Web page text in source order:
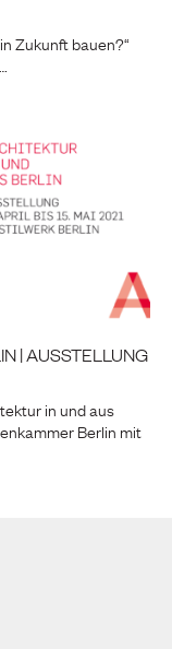
Zukunft bauen?“
| AUSSTELLUNG
in und aus
Berlin mit